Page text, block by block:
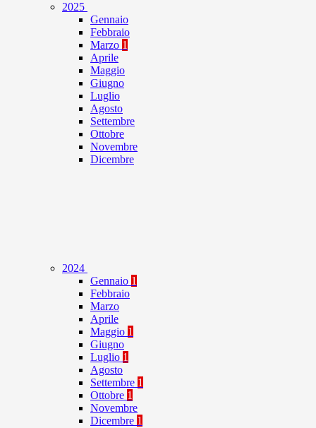
2025
Gennaio
Febbraio
Marzo 1
Aprile
Maggio
Giugno
Luglio
Agosto
Settembre
Ottobre
Novembre
Dicembre
2024
Gennaio 1
Febbraio
Marzo
Aprile
Maggio 1
Giugno
Luglio 1
Agosto
Settembre 1
Ottobre 1
Novembre
Dicembre 1